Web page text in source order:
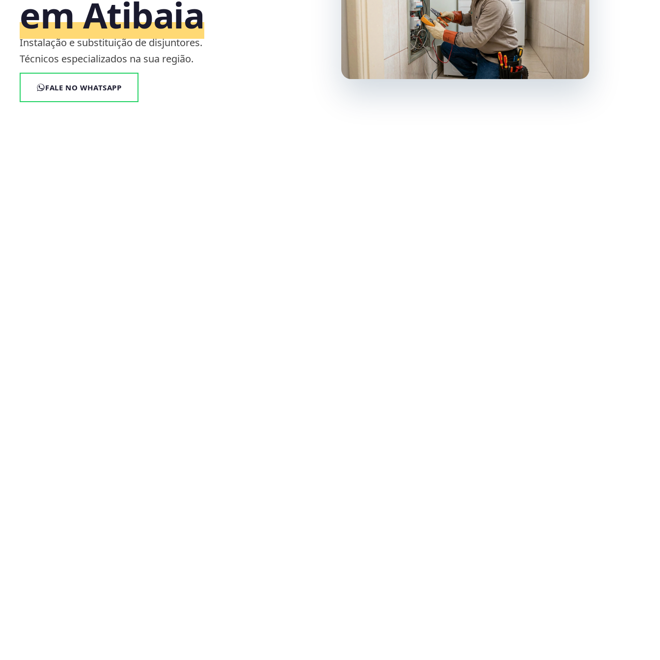
em Atibaia
Instalação e substituição de disjuntores.
Técnicos especializados na sua região.
FALE NO WHATSAPP